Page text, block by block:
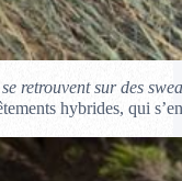
retrouvent sur des
hybrides, qui